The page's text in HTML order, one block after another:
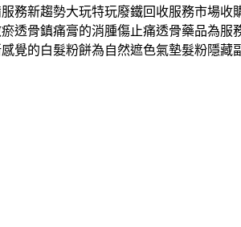
務新趨勢大玩特玩廢鐵回收服務市場
透骨鎮痛膏的消腫傷止痛透骨藥品為
覺的白髮粉餅為自然遮色氣墊髮粉隱藏